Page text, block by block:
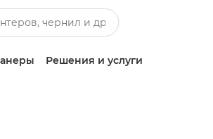
Решения и услуги